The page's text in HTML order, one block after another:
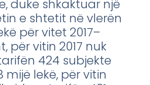
duke shkaktuar një
e shtetit në vlerën
për vitet 2017–
për vitin 2017 nuk
424 subjekte
lekë, për vitin